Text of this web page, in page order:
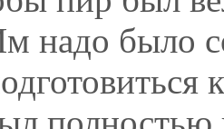
надо было